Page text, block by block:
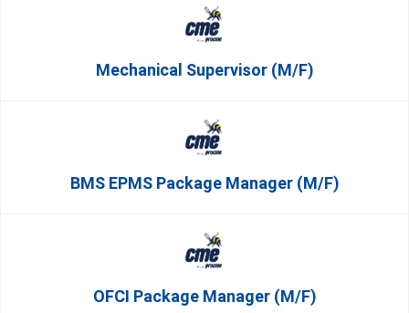
Mechanical Supervisor (m/f)
BMS EPMS Package Manager (m/f)
OFCI Package Manager (m/f)